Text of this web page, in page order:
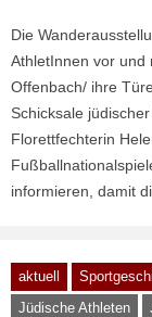
Die
AthletInnen vor und
Offenbach/ ihre
Schicksale
Florettfechterin
informieren, damit
aktuell
Jüdische Athleten